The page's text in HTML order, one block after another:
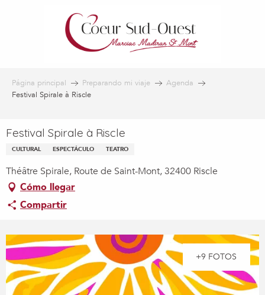
Página principal Preparando mi viaje
Agenda
Festival Spirale à Riscle
Festival Spirale à Riscle
CULTURAL ESPECTÁCULO TEATRO
Théâtre Spirale, Route de Saint-Mont, 32400 Riscle
Cómo llegar
Compartir
+9 FOTOS